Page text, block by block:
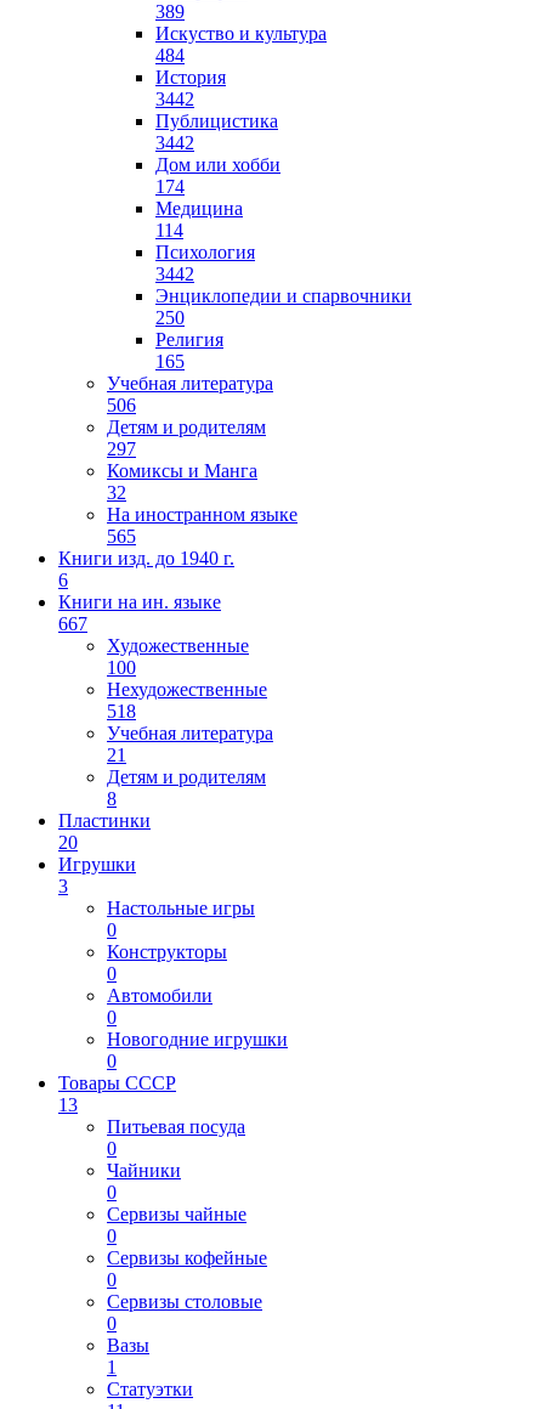
389
Искуство и культура
484
История
3442
Публицистика
3442
Дом или хобби
174
Медицина
114
Психология
3442
Энциклопедии и спарвочники
250
Религия
165
Учебная литература
506
Детям и родителям
297
Комиксы и Манга
32
На иностранном языке
565
Книги изд. до 1940 г.
6
Книги на ин. языке
667
Художественные
100
Нехудожественные
518
Учебная литература
21
Детям и родителям
8
Пластинки
20
Игрушки
3
Настольные игры
0
Конструкторы
0
Автомобили
0
Новогодние игрушки
0
Товары СССР
13
Питьевая посуда
0
Чайники
0
Сервизы чайные
0
Сервизы кофейные
0
Сервизы столовые
0
Вазы
1
Статуэтки